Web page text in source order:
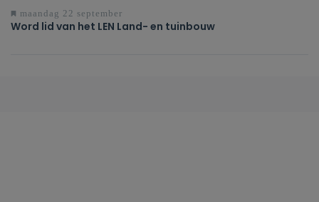
maandag 22 september
Word lid van het LEN Land- en tuinbouw